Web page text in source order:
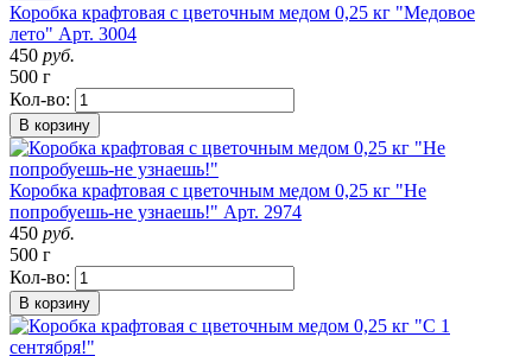
Коробка крафтовая с цветочным медом 0,25 кг "Медовое
лето" Арт. 3004
450 руб.
500 г
Кол-во:
В корзину
Коробка крафтовая с цветочным медом 0,25 кг "Не
попробуешь-не узнаешь!" Арт. 2974
450 руб.
500 г
Кол-во:
В корзину